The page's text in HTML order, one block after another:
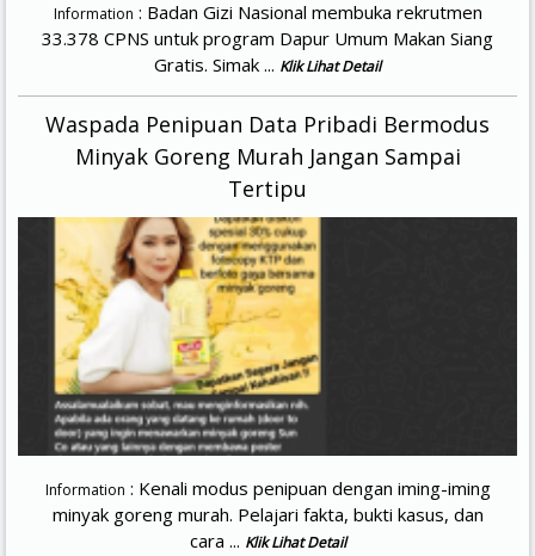
Information : Badan Gizi Nasional membuka rekrutmen
33.378 CPNS untuk program Dapur Umum Makan Siang
Gratis. Simak ... Klik Lihat Detail
Waspada Penipuan Data Pribadi Bermodus
Minyak Goreng Murah Jangan Sampai
Tertipu
Information : Kenali modus penipuan dengan iming-iming
minyak goreng murah. Pelajari fakta, bukti kasus, dan
cara ... Klik Lihat Detail